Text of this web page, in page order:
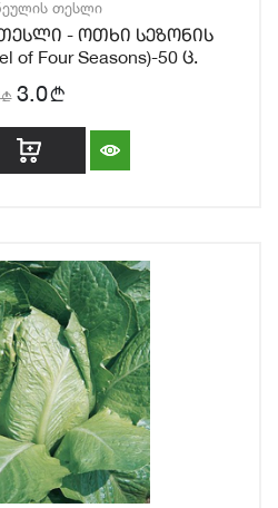
თესლი
- ოთხი სეზონის
of Four Seasons)-50 ც.
b 3.0b